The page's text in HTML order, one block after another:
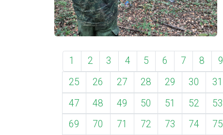
1 2 3 4 5 6 7 8 9
25
26 27 28 29 30 31
47
48 49 50 51 52 53
69
70 71 72 73 74 75